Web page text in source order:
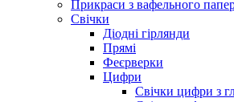
Прикраси з вафельного
Свічки
Діодні гірлянди
Прямі
Феєрверки
Цифри
Свічки цифри з